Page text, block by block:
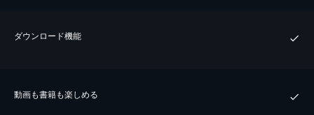
ダウンロード機能
動画も書籍も楽しめる